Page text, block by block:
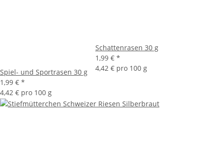
Spiel- und Sportrasen 30 g
1,99 € *
4,42 € pro 100 g
Schattenrasen 30 g
1,99 € *
4,42 € pro 100 g